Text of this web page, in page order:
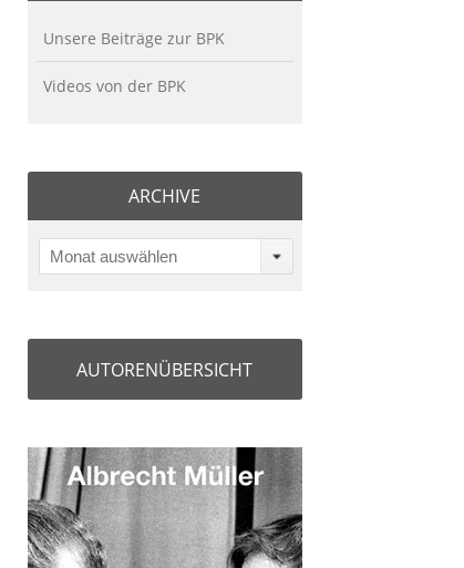
Unsere Beiträge zur BPK
Videos von der BPK
ARCHIVE
Monat auswählen
AUTORENÜBERSICHT